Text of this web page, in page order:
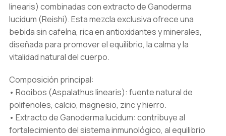
linearis) combinadas con extracto de Ganoderma
lucidum (Reishi). Esta mezcla exclusiva ofrece una
bebida sin cafeína, rica en antioxidantes y minerales,
diseñada para promover el equilibrio, la calma y la
vitalidad natural del cuerpo.
Composición principal:
• Rooibos (Aspalathus linearis): fuente natural de
polifenoles, calcio, magnesio, zinc y hierro.
• Extracto de Ganoderma lucidum: contribuye al
fortalecimiento del sistema inmunológico, al equilibrio